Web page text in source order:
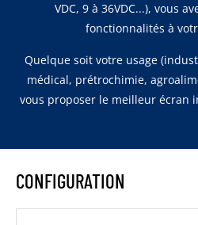
VDC, 9 à 36VDC...), vous
fonctionnalités à
Quelque soit votre usage
médical, prétrochimie,
vous proposer le meilleur écran
CONFIGURATION